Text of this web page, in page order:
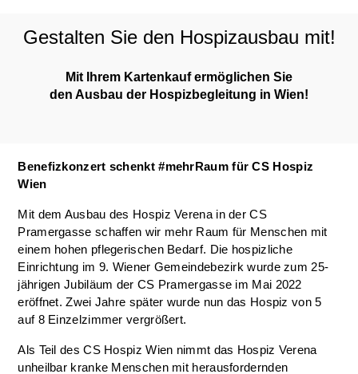
Gestalten Sie den Hospizausbau mit!
Mit Ihrem Kartenkauf ermöglichen Sie
den Ausbau der Hospizbegleitung in Wien!
Benefizkonzert schenkt #mehrRaum für CS Hospiz
Wien
Mit dem Ausbau des Hospiz Verena in der CS
Pramergasse schaffen wir mehr Raum für Menschen mit
einem hohen pflegerischen Bedarf. Die hospizliche
Einrichtung im 9. Wiener Gemeindebezirk wurde zum 25-
jährigen Jubiläum der CS Pramergasse im Mai 2022
eröffnet. Zwei Jahre später wurde nun das Hospiz von 5
auf 8 Einzelzimmer vergrößert.
Als Teil des CS Hospiz Wien nimmt das Hospiz Verena
unheilbar kranke Menschen mit herausfordernden